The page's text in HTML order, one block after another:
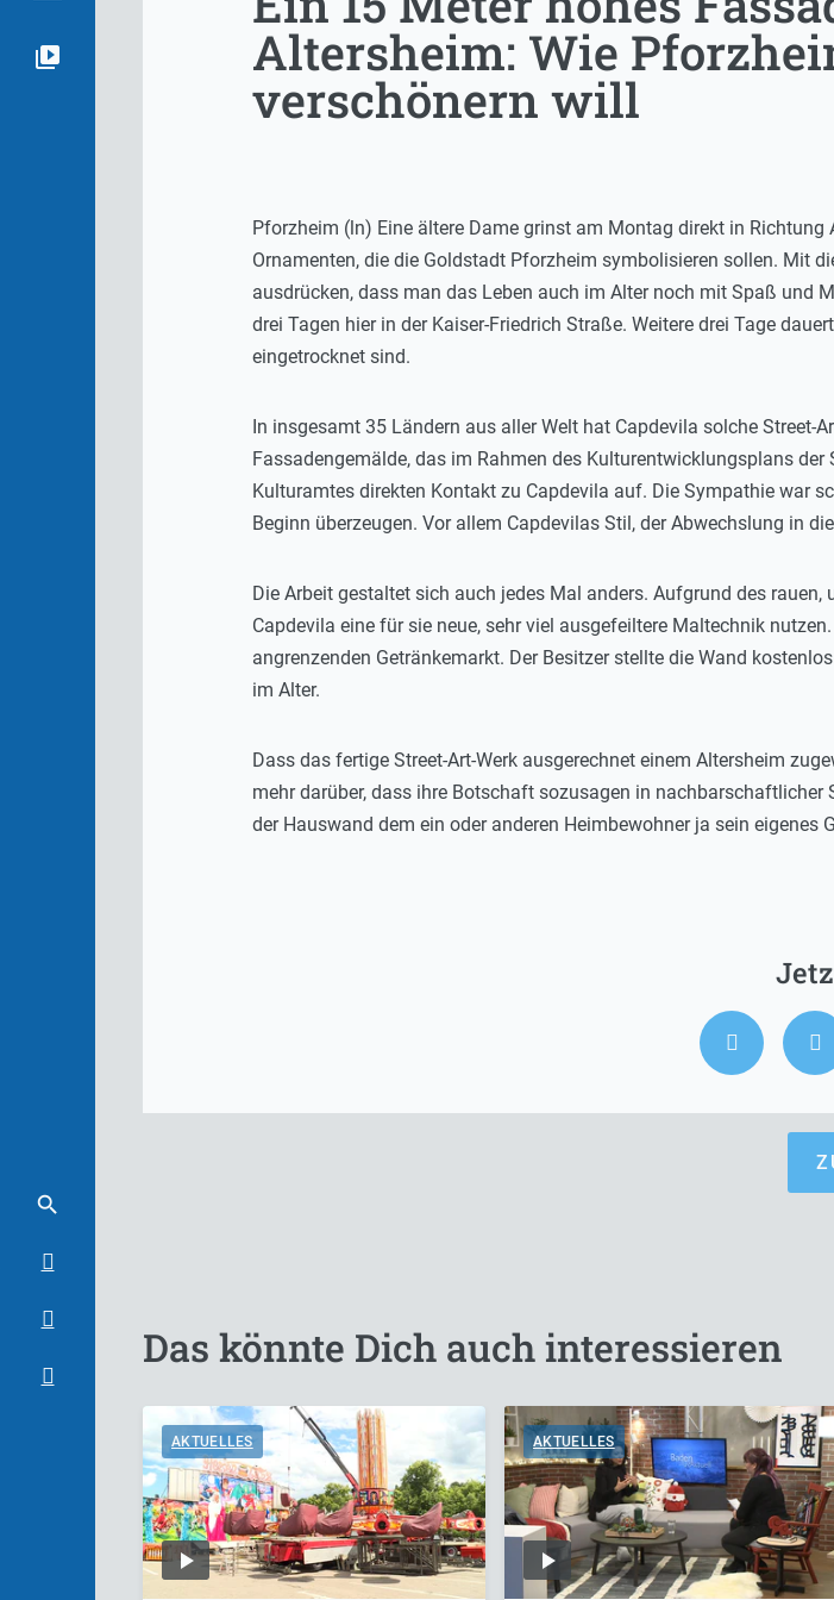
Altersheim: Wie
verschönern will
Pforzheim (ln) Eine ältere Dame grinst am Montag direkt in
Ornamenten, die die Goldstadt Pforzheim symbolisieren sollen. Mit
ausdrücken, dass man das Leben auch im Alter noch mit Spaß und
drei Tagen hier in der Kaiser-Friedrich Straße. Weitere drei Tage
eingetrocknet sind.
In insgesamt 35 Ländern aus aller Welt hat Capdevila solche
Fassadengemälde, das im Rahmen des Kulturentwicklungsplans
Kulturamtes direkten Kontakt zu Capdevila auf. Die Sympathie war
Beginn überzeugen. Vor allem Capdevilas Stil, der Abwechslung in
Die Arbeit gestaltet sich auch jedes Mal anders. Aufgrund des
Capdevila eine für sie neue, sehr viel ausgefeiltere Maltechnik
angrenzenden Getränkemarkt. Der Besitzer stellte die Wand
im Alter.
Dass das fertige Street-Art-Werk ausgerechnet einem Altersheim
mehr darüber, dass ihre Botschaft sozusagen in
der Hauswand dem ein oder anderen Heimbewohner ja sein eigenes
Das könnte Dich auch interessieren
AKTUELLES AKTUELLES